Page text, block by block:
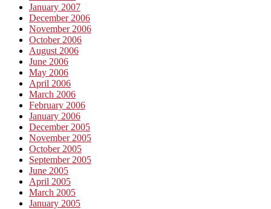
January 2007
December 2006
November 2006
October 2006
August 2006
June 2006
May 2006
April 2006
March 2006
February 2006
January 2006
December 2005
November 2005
October 2005
September 2005
June 2005
April 2005
March 2005
January 2005